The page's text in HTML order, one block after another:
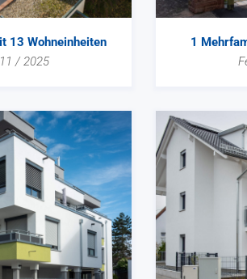
13 Wohneinheiten
/ 2025
1